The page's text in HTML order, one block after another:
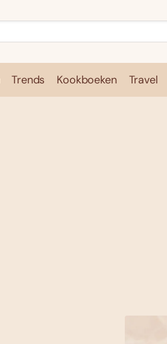
Trends Kookboeken Travel